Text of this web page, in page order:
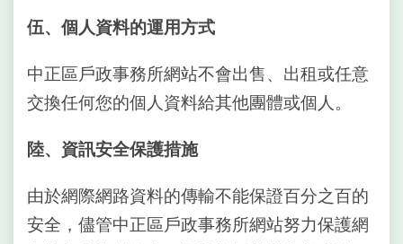
伍、個人資料的運用方式
中正區戶政事務所網站不會出售、出租或任意
交換任何您的個人資料給其他團體或個人。
陸、資訊安全保護措施
由於網際網路資料的傳輸不能保證百分之百的
安全，儘管中正區戶政事務所網站努力保護網